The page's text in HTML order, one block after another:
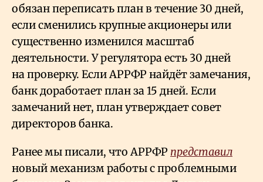
обязан переписать план в течение 30 дней,
если сменились крупные акционеры или
существенно изменился масштаб
деятельности. У регулятора есть 30 дней
на проверку. Если АРРФР найдёт замечания,
банк доработает план за 15 дней. Если
замечаний нет, план утверждает совет
директоров банка.
Ранее мы писали, что АРРФР представил
новый механизм работы с проблемными